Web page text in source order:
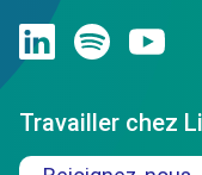
Travailler chez